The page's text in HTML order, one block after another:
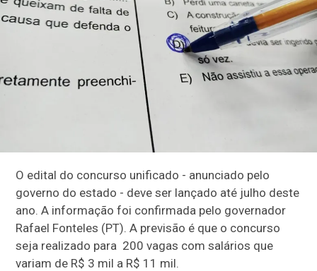
O edital do concurso unificado - anunciado pelo
governo do estado - deve ser lançado até julho deste
ano. A informação foi confirmada pelo governador
Rafael Fonteles (PT). A previsão é que o concurso
seja realizado para 200 vagas com salários que
variam de R$ 3 mil a R$ 11 mil.